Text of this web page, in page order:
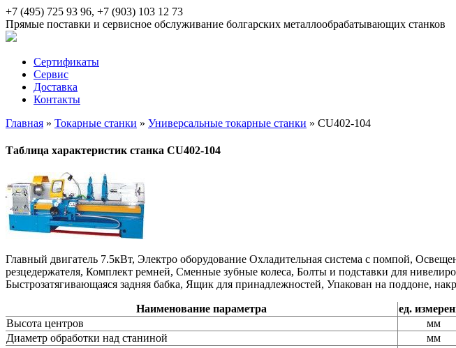
+7 (495) 725 93 96, +7 (903) 103 12 73
Прямые поставки и сервисное обслуживание болгарских металлообрабатывающих станков
Сертификаты
Сервис
Доставка
Контакты
Главная » Токарные станки » Универсальные токарные станки » CU402-104
Таблица характеристик станка CU402-104
Главный двигатель 7.5кВт, Электро оборудование Охладительная система с помпой,
резцедержателя, Комплект ремней, Сменные зубные колеса, Болты и подставки для
Быстрозатягивающаяся задняя бабка, Ящик для принадлежностей, Упакован на поддоне,
Наименование параметра ед.
Высота центров
мм
Диаметр обработки над станиной
мм